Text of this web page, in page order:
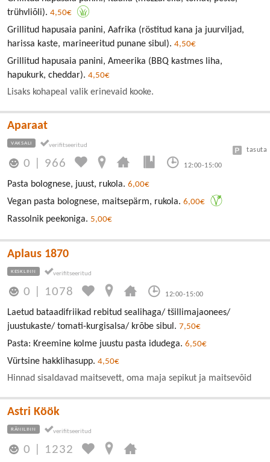
trühvliõli). 4,50€
Grillitud hapusaia panini, Aafrika (röstitud kana ja juurviljad,
harissa kaste, marineeritud punane sibul). 4,50€
Grillitud hapusaia panini, Ameerika (BBQ kastmes liha,
hapukurk, cheddar). 4,50€
Lisaks kohapeal valik erinevaid kooke.
Aparaat
VAKSALI
0 966 12:00-15:00
tasuta
Pasta bolognese, juust, rukola. 6,00€
Vegan pasta bolognese, maitsepärm, rukola. 6,00€
Rassolnik peekoniga. 5,00€
Aplaus 1870
KESKLINN
0 1078 12:00-15:00
Laetud bataadifriikad rebitud sealihaga/ tšillimajaonees/
juustukaste/ tomati-kurgisalsa/ krõbe sibul. 7,50€
Pasta: Kreemine kolme juustu pasta idudega. 6,50€
Vürtsine hakklihasupp. 4,50€
Hinnad sisaldavad maitsevett, oma maja sepikut ja maitsevõid
Astri Köök
RÄNILINN
0 1232